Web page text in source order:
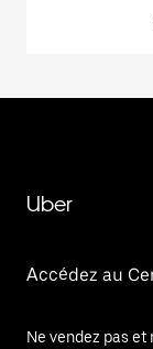
Uber
Accédez au
Ne vendez pas